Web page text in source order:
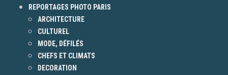
REPORTAGES PHOTO PARIS
ARCHITECTURE
CULTUREL
MODE, DÉFILÉS
CHEFS ET CLIMATS
DECORATION